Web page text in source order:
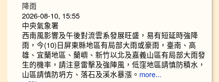
降雨
2026-08-10, 15:55
中央氣象署
西南風影響及午後對流雲系發展旺盛，易有短延時強降
雨，今(10)日屏東縣地區有局部大雨或豪雨，臺南、高
雄、宜蘭地區、蘭嶼、新竹以北及嘉義山區有局部大雨發
生的機率，請注意雷擊及強陣風，低窪地區請慎防積水，
山區請慎防坍方、落石及溪水暴漲。 more...